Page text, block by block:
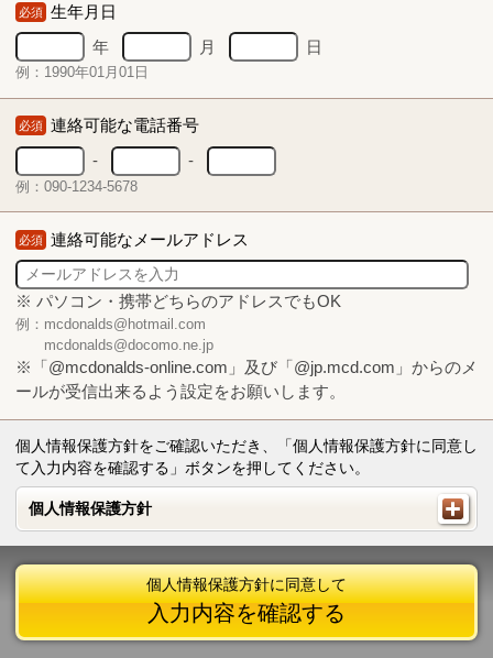
必須 生年月日
年
月 日
例：1990年01月01日
必須 連絡可能な電話番号
-
-
例：090-1234-5678
必須 連絡可能なメールアドレス
※ パソコン・携帯どちらのアドレスでもOK
例：mcdonalds@hotmail.com
mcdonalds@docomo.ne.jp
※「@mcdonalds-online.com」及び「@jp.mcd.com」からのメ
ールが受信出来るよう設定をお願いします。
個人情報保護方針をご確認いただき、「個人情報保護方針に同意し
て入力内容を確認する」ボタンを押してください。
個人情報保護方針
個人情報保護方針
個人情報保護方針に同意して
入力内容を確認する